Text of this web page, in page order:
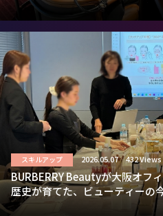
スキルアップ 2026.05.07 432 Views
BURBERRY Beautyが大阪オフ
歴史が育てた、ビューティーの